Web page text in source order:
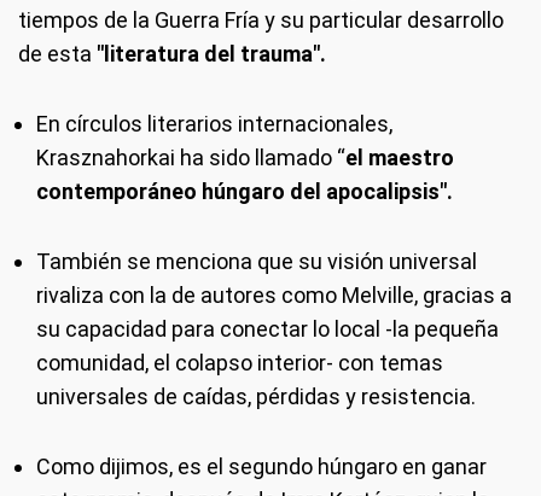
tiempos de la Guerra Fría y su particular desarrollo
de esta "literatura del trauma".
En círculos literarios internacionales,
Krasznahorkai ha sido llamado “el maestro
contemporáneo húngaro del apocalipsis".
También se menciona que su visión universal
rivaliza con la de autores como Melville, gracias a
su capacidad para conectar lo local -la pequeña
comunidad, el colapso interior- con temas
universales de caídas, pérdidas y resistencia.
Como dijimos, es el segundo húngaro en ganar